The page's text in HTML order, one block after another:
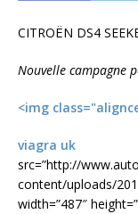
CITROËN DS4
Nouvelle campagne
<img
viagra uk
src=”http://
content/uploads/
width=”487″